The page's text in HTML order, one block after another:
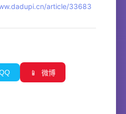
article/33683
📱 微博